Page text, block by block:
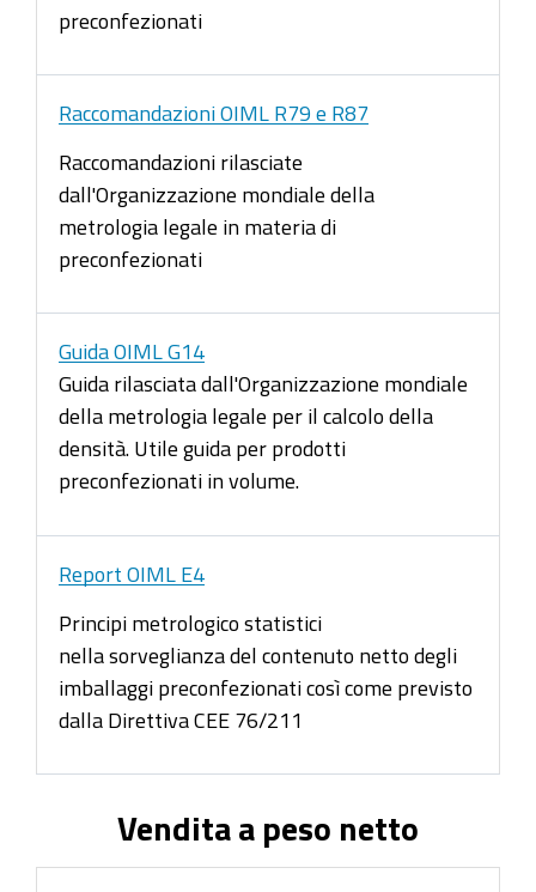
preconfezionati
Raccomandazioni OIML R79 e R87
Raccomandazioni rilasciate
dall'Organizzazione mondiale della
metrologia legale in materia di
preconfezionati
Guida OIML G14
Guida rilasciata dall'Organizzazione mondiale
della metrologia legale per il calcolo della
densità. Utile guida per prodotti
preconfezionati in volume.
Report OIML E4
Principi metrologico statistici
nella sorveglianza del contenuto netto degli
imballaggi preconfezionati così come previsto
dalla Direttiva CEE 76/211
Vendita a peso netto